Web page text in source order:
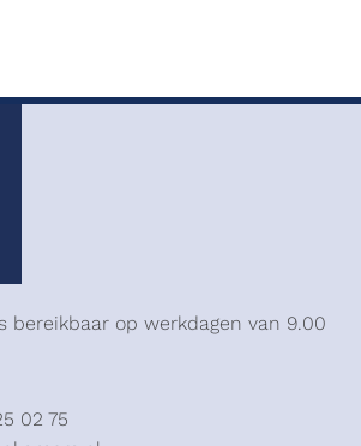
bereikbaar op werkdagen van 9.00
02 75